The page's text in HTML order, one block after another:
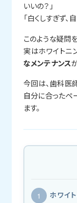
いいの？」
「白くしすぎず
このような疑問
実はホワイトニ
なメンテナンス
今回は、歯科医
自分に合ったペ
ます。
ホワイ